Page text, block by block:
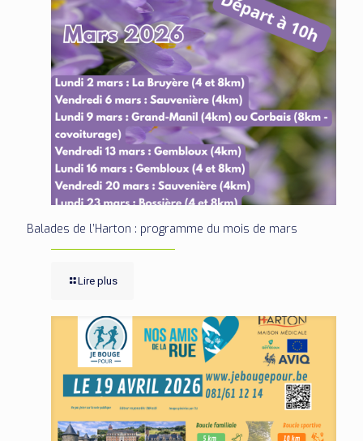
Balades de l’Harton : programme du mois de mars
Lire plus